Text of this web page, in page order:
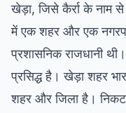
खेड़ा, जिसे कैर्रा के नाम से
में एक शहर और एक
प्रशासनिक राजधानी
प्रसिद्ध है। खेड़ा शहर
शहर और जिला है।